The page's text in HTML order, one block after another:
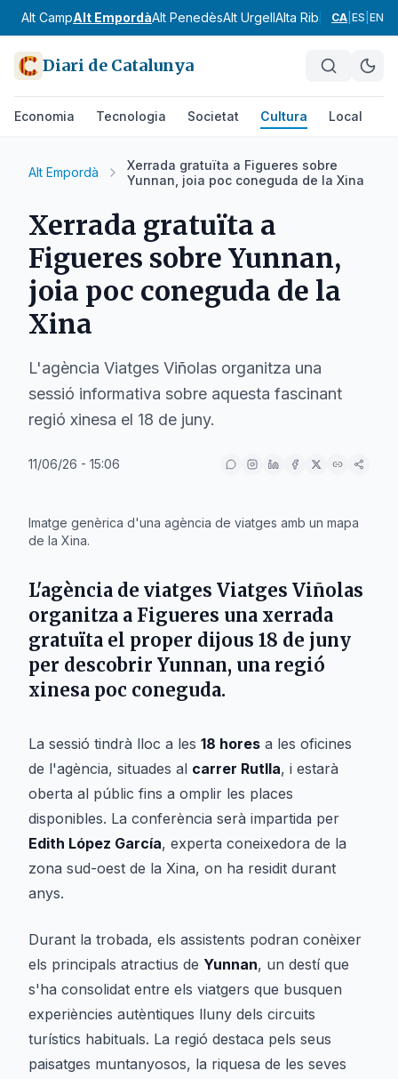
Alt CampAlt EmpordàAlt PenedèsAlt UrgellAlta RibagorçaAnoia
CA ES EN
Diari de Catalunya
Economia Tecnologia Societat Cultura Local
Alt Empordà
Xerrada gratuïta a Figueres sobre
Yunnan, joia poc coneguda de la Xina
Xerrada gratuïta a
Figueres sobre Yunnan,
joia poc coneguda de la
Xina
L'agència Viatges Viñolas organitza una
sessió informativa sobre aquesta fascinant
regió xinesa el 18 de juny.
11/06/26 - 15:06
Imatge genèrica d'una agència de viatges amb un mapa
de la Xina.
L'agència de viatges Viatges Viñolas
organitza a Figueres una xerrada
gratuïta el proper dijous 18 de juny
per descobrir Yunnan, una regió
xinesa poc coneguda.
La sessió tindrà lloc a les 18 hores a les oficines
de l'agència, situades al carrer Rutlla, i estarà
oberta al públic fins a omplir les places
disponibles. La conferència serà impartida per
Edith López García, experta coneixedora de la
zona sud-oest de la Xina, on ha residit durant
anys.
Durant la trobada, els assistents podran conèixer
els principals atractius de Yunnan, un destí que
s'ha consolidat entre els viatgers que busquen
experiències autèntiques lluny dels circuits
turístics habituals. La regió destaca pels seus
paisatges muntanyosos, la riquesa de les seves